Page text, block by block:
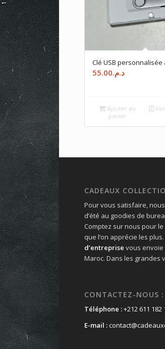
Clé USB personnalisée
د.م.55.00
Ajouter au
panier
CADEAUX
Pour vous satisfaire,
d’été au goodies de
Comptez sur nous pour
que l’on apprécie les
d’entreprise vous
Maroc. Dans les grandes
CONTACTEZ-NOUS :
Téléphone :+212 611 182
E-mail :